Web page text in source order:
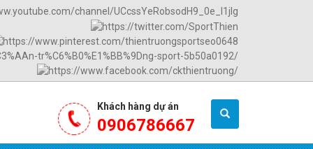
Khách hàng dự án
0906786667